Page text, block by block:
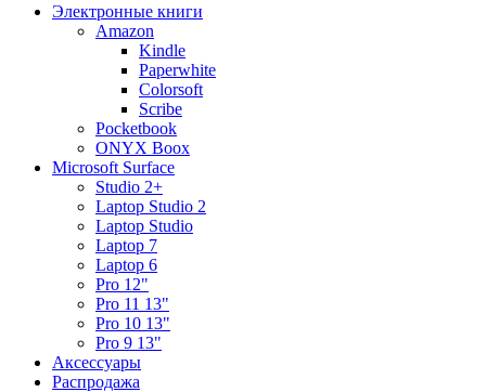
Электронные книги
Amazon
Kindle
Paperwhite
Colorsoft
Scribe
Pocketbook
ONYX Boox
Microsoft Surface
Studio 2+
Laptop Studio 2
Laptop Studio
Laptop 7
Laptop 6
Pro 12"
Pro 11 13"
Pro 10 13"
Pro 9 13"
Аксессуары
Распродажа